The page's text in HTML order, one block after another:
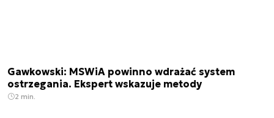
Gawkowski: MSWiA powinno wdrażać system
ostrzegania. Ekspert wskazuje metody
2 min.